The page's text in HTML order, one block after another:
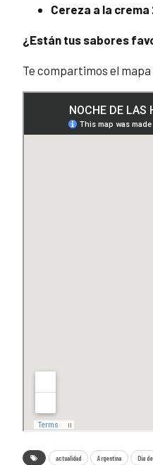
Cereza a la crema
¿Están tus sabores
Te compartimos el
actualidad Argentina Día